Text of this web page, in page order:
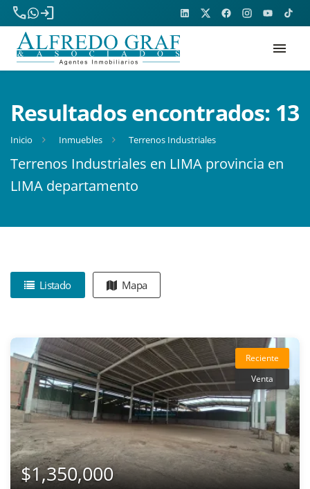
phone
login
menu
Resultados encontrados: 13
Inicio Inmuebles Terrenos Industriales
Terrenos Industriales en LIMA provincia en
LIMA departamento
Listado Mapa
Reciente
Venta
$1,350,000